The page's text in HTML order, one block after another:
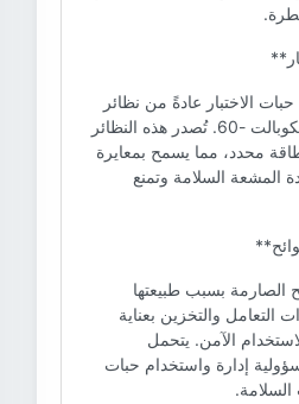
الاختبار عادةً من نظائر
مثل السيزيوم -137 أو الكوبالت -60. تُصدر هذه النظائر
محدد، مما يسمح بمعايرة
المشعة السلامة وتمنع
الصارمة بسبب طبيعتها
التعامل والتخزين بعناية
الآمن. يتحمل
إدارة واستخدام حبات
السلامة.